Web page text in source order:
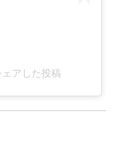
アした投稿